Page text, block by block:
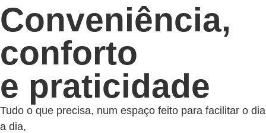
Conveniência,
conforto
e praticidade
Tudo o que precisa, num espaço feito para facilitar o dia
a dia,